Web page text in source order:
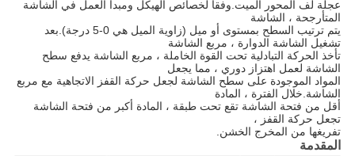
عجلة لف المحور الميت.وفقا لخصائص الهيكل ومبدأ العمل في الشاشة
المتأرجحة ، الشاشة
يتم ترتيب السطح بمستوى أو ميل (زاوية الميل هي 0-5 درجة).بعد
تشغيل الشاشة الدوارة ، مربع الشاشة
تأخذ الحركة التبادلية تحت القوة الخاملة ، مربع الشاشة يدفع سطح
الشاشة لعمل اهتزاز دوري ، مما يجعل
المواد الموجودة على سطح الشاشة لجعل حركة القفز الاتجاهية مع مربع
الشاشة.خلال الفترة ، المادة
أقل من فتحة الشاشة تقع تحت طبقة ، المادة أكبر من فتحة الشاشة
تجعل حركة القفز ،
تفريغها من المخرج الخشن.
المقدمة